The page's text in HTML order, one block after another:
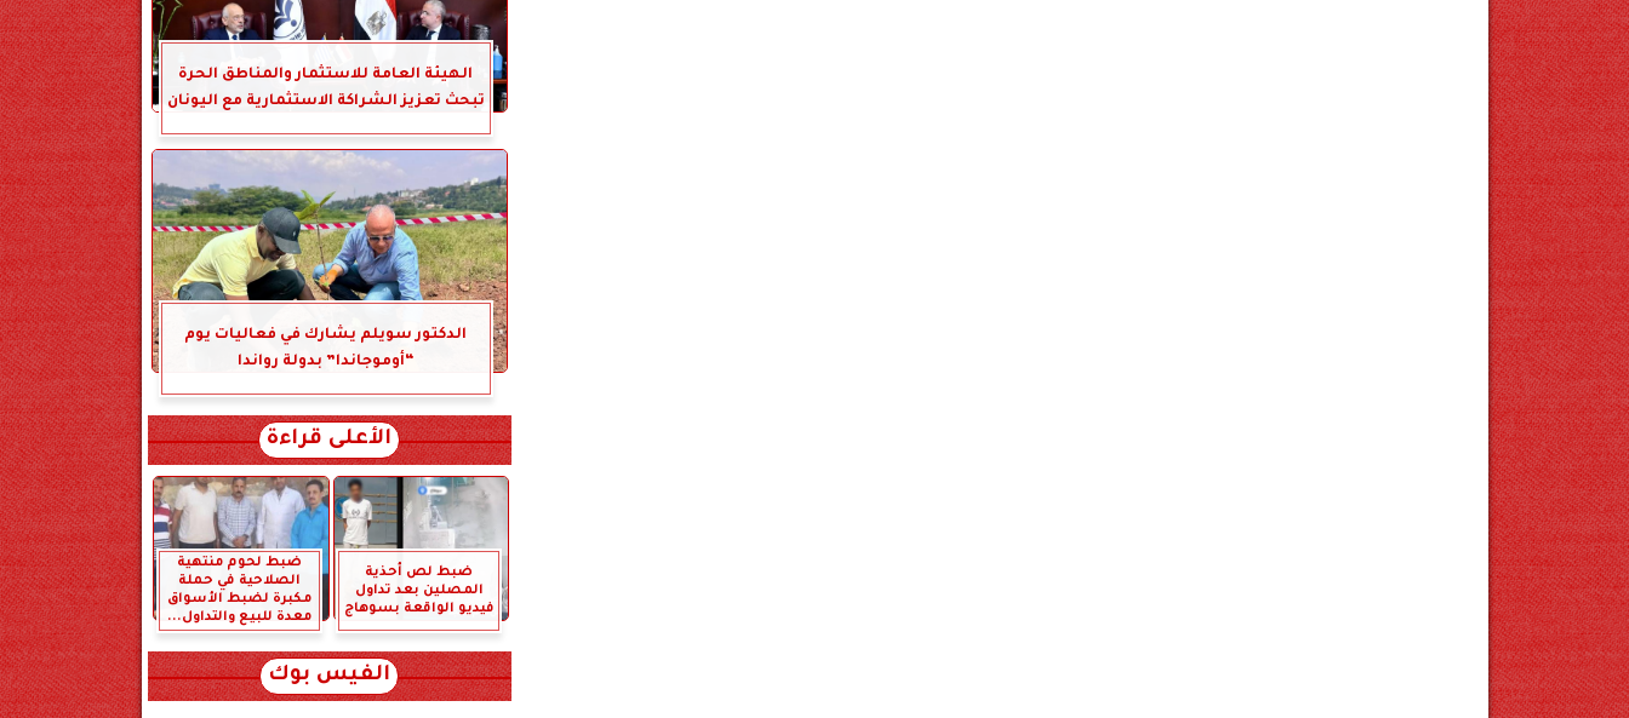
الهيئة العامة للاستثمار والمناطق الحرة
تبحث تعزيز الشراكة الاستثمارية مع اليونان
الدكتور سويلم يشارك في فعاليات يوم
“أوموجاندا” بدولة رواندا
الأعلى قراءة
ضبط لص أحذية
المصلين بعد تداول
فيديو الواقعة بسوهاج
ضبط لحوم منتهية
الصلاحية في حملة
مكبرة لضبط الأسواق
معدة للبيع والتداول...
الفيس بوك